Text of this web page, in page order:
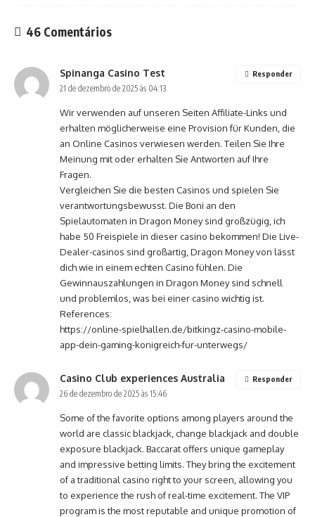
46 Comentários
Spinanga Casino Test
21 de dezembro de 2025 às 04:13
Wir verwenden auf unseren Seiten Affiliate-Links und
erhalten möglicherweise eine Provision für Kunden, die
an Online Casinos verwiesen werden. Teilen Sie Ihre
Meinung mit oder erhalten Sie Antworten auf Ihre
Fragen.
Vergleichen Sie die besten Casinos und spielen Sie
verantwortungsbewusst. Die Boni an den
Spielautomaten in Dragon Money sind großzügig, ich
habe 50 Freispiele in dieser casino bekommen! Die Live-
Dealer-casinos sind großartig, Dragon Money von lässt
dich wie in einem echten Casino fühlen. Die
Gewinnauszahlungen in Dragon Money sind schnell
und problemlos, was bei einer casino wichtig ist.
References:
https://online-spielhallen.de/bitkingz-casino-mobile-
app-dein-gaming-konigreich-fur-unterwegs/
Responder
Casino Club experiences Australia
26 de dezembro de 2025 às 15:46
Some of the favorite options among players around the
world are classic blackjack, change blackjack and double
exposure blackjack. Baccarat offers unique gameplay
and impressive betting limits. They bring the excitement
of a traditional casino right to your screen, allowing you
to experience the rush of real-time excitement. The VIP
program is the most reputable and unique promotion of
Responder